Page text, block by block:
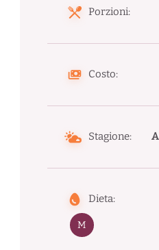
Porzioni:
Costo:
Stagione:
Dieta:
M